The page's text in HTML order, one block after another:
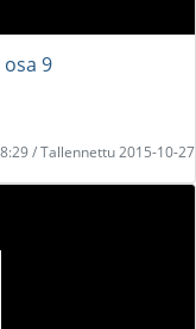
9
/ Tallennettu 2015-10-27